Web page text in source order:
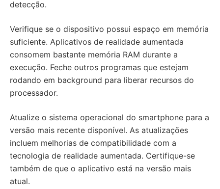
detecção.
Verifique se o dispositivo possui espaço em memória
suficiente. Aplicativos de realidade aumentada
consomem bastante memória RAM durante a
execução. Feche outros programas que estejam
rodando em background para liberar recursos do
processador.
Atualize o sistema operacional do smartphone para a
versão mais recente disponível. As atualizações
incluem melhorias de compatibilidade com a
tecnologia de realidade aumentada. Certifique-se
também de que o aplicativo está na versão mais
atual.